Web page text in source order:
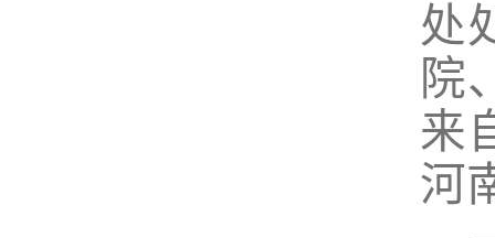
处
院
来
河